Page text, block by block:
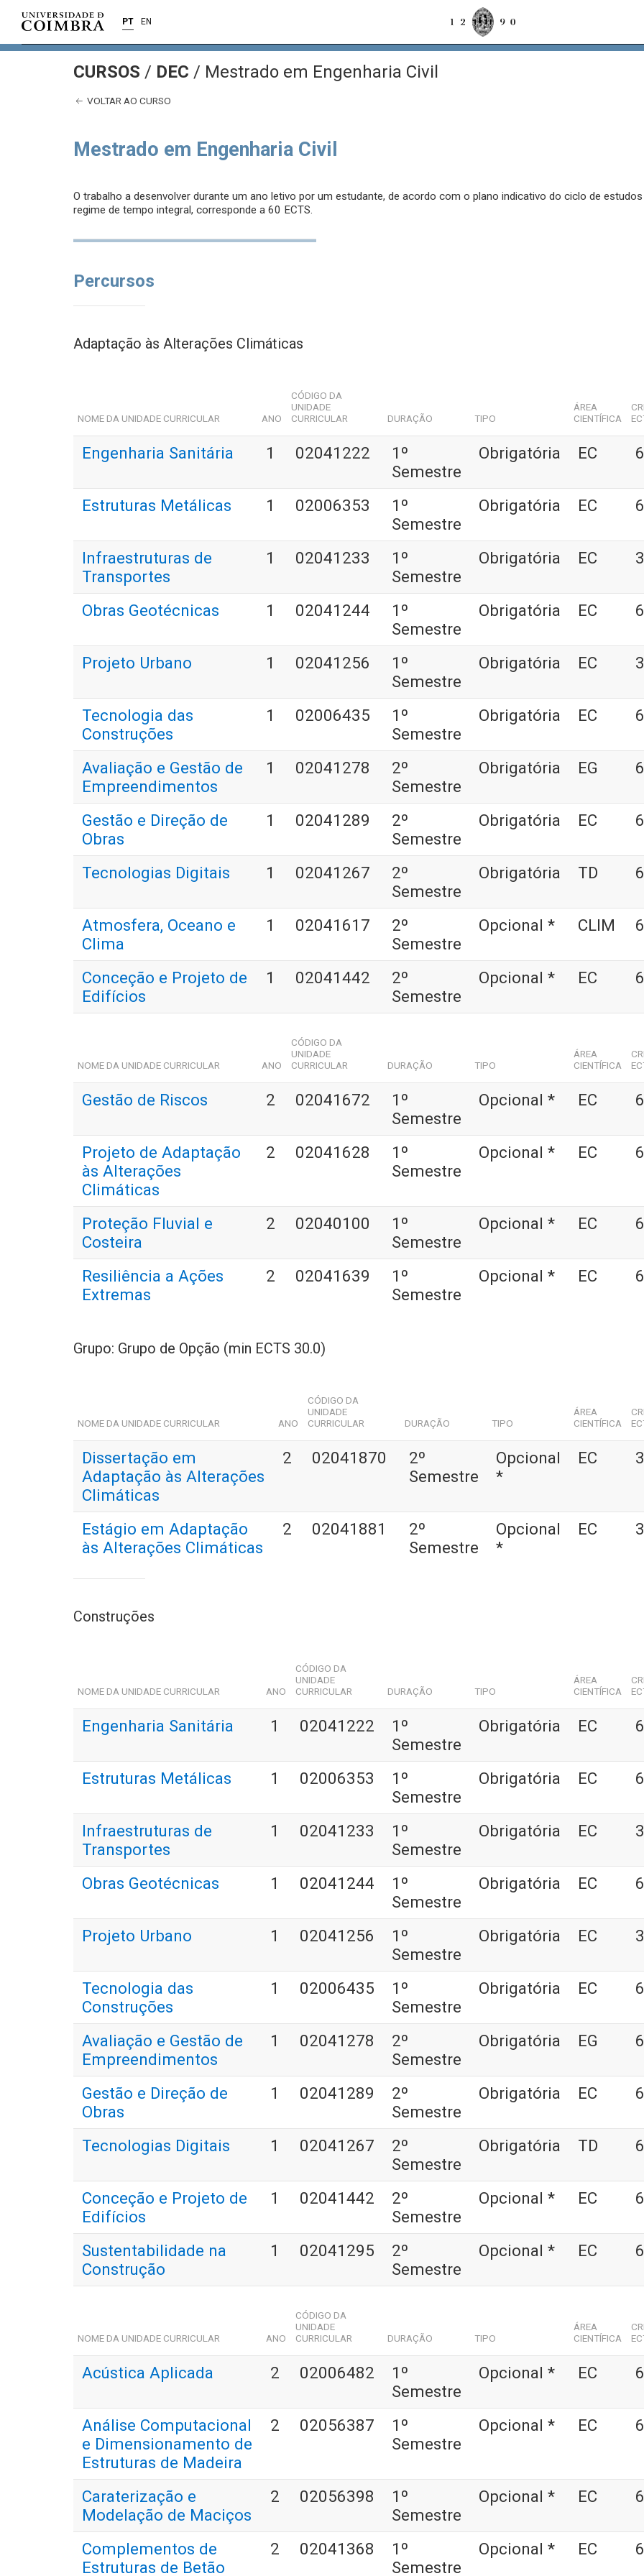
PT EN
CURSOS / DEC / Mestrado em Engenharia Civil
VOLTAR AO CURSO
Mestrado em Engenharia Civil
O trabalho a desenvolver durante um ano letivo por um estudante, de acordo com o plano indicativo do ciclo de
regime de tempo integral, corresponde a 60 ECTS.
Percursos
Adaptação às Alterações Climáticas
NOME DA UNIDADE CURRICULAR ANO
CÓDIGO DA
UNIDADE
CURRICULAR
DURAÇÃO TIPO
ÁREA
CIENTÍFICA
Engenharia Sanitária 1 02041222
1º
Semestre
Obrigatória EC
Estruturas Metálicas 1 02006353
1º
Semestre
Obrigatória EC
Infraestruturas de
Transportes
1 02041233
1º
Semestre
Obrigatória EC
Obras Geotécnicas 1 02041244
1º
Semestre
Obrigatória EC
Projeto Urbano 1 02041256
1º
Semestre
Obrigatória EC
Tecnologia das
Construções
1 02006435
1º
Semestre
Obrigatória EC
Avaliação e Gestão de
Empreendimentos
1 02041278
2º
Semestre
Obrigatória EG
Gestão e Direção de
Obras
1 02041289
2º
Semestre
Obrigatória EC
Tecnologias Digitais 1 02041267
2º
Semestre
Obrigatória TD
Atmosfera, Oceano e
Clima
1 02041617
2º
Semestre
Opcional * CLIM
Conceção e Projeto de
Edifícios
1 02041442
2º
Semestre
Opcional * EC
NOME DA UNIDADE CURRICULAR ANO
CÓDIGO DA
UNIDADE
CURRICULAR
DURAÇÃO TIPO
ÁREA
CIENTÍFICA
Gestão de Riscos 2 02041672
1º
Semestre
Opcional * EC
Projeto de Adaptação
às Alterações
Climáticas
2 02041628
1º
Semestre
Opcional * EC
Proteção Fluvial e
Costeira
2 02040100
1º
Semestre
Opcional * EC
Resiliência a Ações
Extremas
2 02041639
1º
Semestre
Opcional * EC
Grupo: Grupo de Opção (min ECTS 30.0)
NOME DA UNIDADE CURRICULAR ANO
CÓDIGO DA
UNIDADE
CURRICULAR
DURAÇÃO TIPO
ÁREA
CIENTÍFICA
Dissertação em
Adaptação às Alterações
Climáticas
2 02041870
2º
Semestre
Opcional
*
EC
Estágio em Adaptação
às Alterações Climáticas
2 02041881
2º
Semestre
Opcional
*
EC
Construções
NOME DA UNIDADE CURRICULAR ANO
CÓDIGO DA
UNIDADE
CURRICULAR
DURAÇÃO TIPO
ÁREA
CIENTÍFICA
Engenharia Sanitária 1 02041222
1º
Semestre
Obrigatória EC
Estruturas Metálicas 1 02006353
1º
Semestre
Obrigatória EC
Infraestruturas de
Transportes
1 02041233
1º
Semestre
Obrigatória EC
Obras Geotécnicas 1 02041244
1º
Semestre
Obrigatória EC
Projeto Urbano 1 02041256
1º
Semestre
Obrigatória EC
Tecnologia das
Construções
1 02006435
1º
Semestre
Obrigatória EC
Avaliação e Gestão de
Empreendimentos
1 02041278
2º
Semestre
Obrigatória EG
Gestão e Direção de
Obras
1 02041289
2º
Semestre
Obrigatória EC
Tecnologias Digitais 1 02041267
2º
Semestre
Obrigatória TD
Conceção e Projeto de
Edifícios
1 02041442
2º
Semestre
Opcional * EC
Sustentabilidade na
Construção
1 02041295
2º
Semestre
Opcional * EC
NOME DA UNIDADE CURRICULAR ANO
CÓDIGO DA
UNIDADE
CURRICULAR
DURAÇÃO TIPO
ÁREA
CIENTÍFICA
Acústica Aplicada 2 02006482
1º
Semestre
Opcional * EC
Análise Computacional
e Dimensionamento de
Estruturas de Madeira
2 02056387
1º
Semestre
Opcional * EC
Caraterização e
Modelação de Maciços
2 02056398
1º
Semestre
Opcional * EC
Complementos de
Estruturas de Betão
2 02041368
1º
Semestre
Opcional * EC